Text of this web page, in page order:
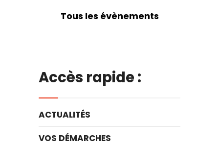
Tous les évènements
Accès rapide :
ACTUALITÉS
VOS DÉMARCHES